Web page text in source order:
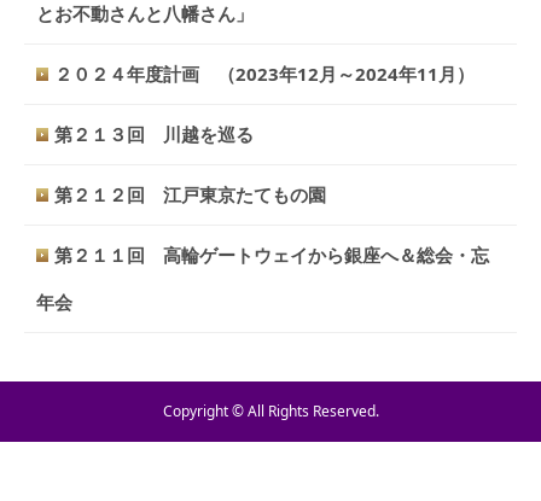
とお不動さんと八幡さん」
２０２４年度計画 （2023年12月～2024年11月）
第２１３回 川越を巡る
第２１２回 江戸東京たてもの園
第２１１回 高輪ゲートウェイから銀座へ＆総会・忘
年会
Copyright © All Rights Reserved.